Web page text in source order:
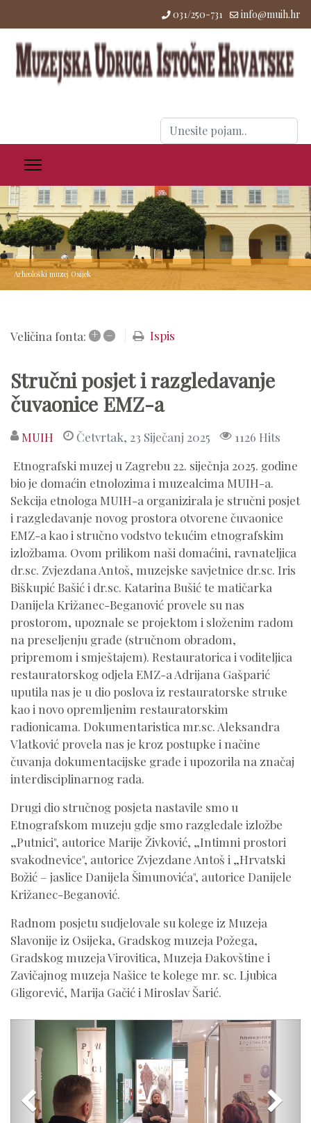
031/250-731 info@muih.hr
Traži
...
Arheološki muzej Osijek
Veličina fonta: + – Ispis
Stručni posjet i razgledavanje
čuvaonice EMZ-a
MUIH Četvrtak, 23 Siječanj 2025
1126 Hits
Etnografski muzej u Zagrebu 22. siječnja 2025. godine
bio je domaćin etnolozima i muzealcima MUIH-a.
Sekcija etnologa MUIH-a organizirala je stručni posjet
i razgledavanje novog prostora otvorene čuvaonice
EMZ-a kao i stručno vodstvo tekućim etnografskim
izložbama. Ovom prilikom naši domaćini, ravnateljica
dr.sc. Zvjezdana Antoš, muzejske savjetnice dr.sc. Iris
Biškupić Bašić i dr.sc. Katarina Bušić te matičarka
Danijela Križanec-Beganović provele su nas
prostorom, upoznale se projektom i složenim radom
na preseljenju građe (stručnom obradom,
pripremom i smještajem). Restauratorica i voditeljica
restauratorskog odjela EMZ-a Adrijana Gašparić
uputila nas je u dio poslova iz restauratorske struke
kao i novo opremljenim restauratorskim
radionicama. Dokumentaristica mr.sc. Aleksandra
Vlatković provela nas je kroz postupke i načine
čuvanja dokumentacijske građe i upozorila na značaj
interdisciplinarnog rada.
Drugi dio stručnog posjeta nastavile smo u
Etnografskom muzeju gdje smo razgledale izložbe
„Putnici", autorice Marije Živković, „Intimni prostori
svakodnevice", autorice Zvjezdane Antoš i „Hrvatski
Božić – jaslice Danijela Šimunovića", autorice Danijele
Križanec-Beganović.
Radnom posjetu sudjelovale su kolege iz Muzeja
Slavonije iz Osijeka, Gradskog muzeja Požega,
Gradskog muzeja Virovitica, Muzeja Đakovštine i
Zavičajnog muzeja Našice te kolege mr. sc. Ljubica
Gligorević, Marija Gačić i Miroslav Šarić.